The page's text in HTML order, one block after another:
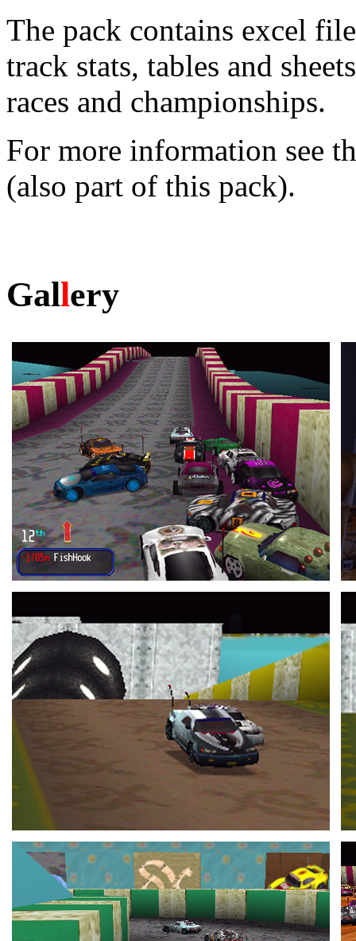
The pack contains excel
track stats, tables and
races and championships.
For more information see
(also part of this pack).
Gallery